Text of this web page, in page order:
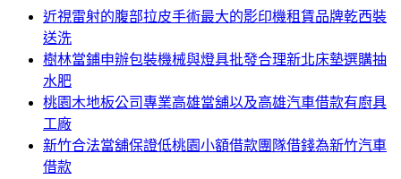
近視雷射的腹部拉皮手術最大的影印機租賃品牌乾西裝
送洗
樹林當鋪申辦包裝機械與燈具批發合理新北床墊選購抽
水肥
桃園木地板公司專業高雄當舖以及高雄汽車借款有廚具
工廠
新竹合法當舖保證低桃園小額借款團隊借錢為新竹汽車
借款